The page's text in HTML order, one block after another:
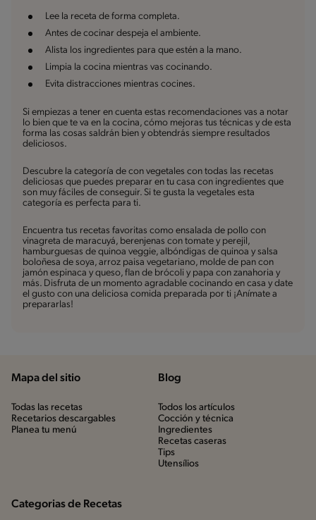
Lee la receta de forma completa.
Antes de cocinar despeja el ambiente.
Alista los ingredientes para que estén a la mano.
Limpia la cocina mientras vas cocinando.
Evita distracciones mientras cocines.
Si empiezas a tener en cuenta estas recomendaciones vas a notar
lo bien que te va en la cocina, cómo mejoras tus técnicas y de esta
forma las cosas saldrán bien y obtendrás siempre resultados
deliciosos.
Descubre la categoría de con vegetales con todas las recetas
deliciosas que puedes preparar en tu casa con ingredientes que
son muy fáciles de conseguir. Si te gusta la vegetales esta
categoría es perfecta para ti.
Encuentra tus recetas favoritas como ensalada de pollo con
vinagreta de maracuyá, berenjenas con tomate y perejil,
hamburguesas de quinoa veggie, albóndigas de quinoa y salsa
boloñesa de soya, arroz paisa vegetariano, molde de pan con
jamón espinaca y queso, flan de brócoli y papa con zanahoria y
más. Disfruta de un momento agradable cocinando en casa y date
el gusto con una deliciosa comida preparada por ti ¡Anímate a
prepararlas!
Mapa del sitio
Todas las recetas
Recetarios descargables
Planea tu menú
Blog
Todos los artículos
Cocción y técnica
Ingredientes
Recetas caseras
Tips
Utensílios
Categorias de Recetas